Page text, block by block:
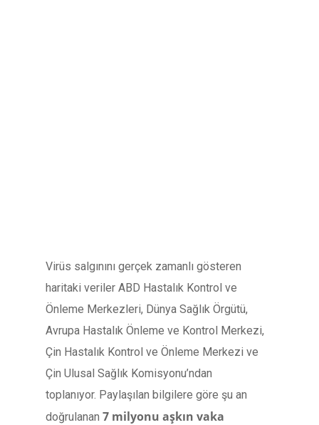
Virüs salgınını gerçek zamanlı gösteren
haritaki veriler ABD Hastalık Kontrol ve
Önleme Merkezleri, Dünya Sağlık Örgütü,
Avrupa Hastalık Önleme ve Kontrol Merkezi,
Çin Hastalık Kontrol ve Önleme Merkezi ve
Çin Ulusal Sağlık Komisyonu’ndan
toplanıyor. Paylaşılan bilgilere göre şu an
doğrulanan 7 milyonu aşkın vaka